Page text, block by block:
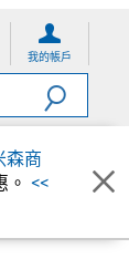
我的帳戶
森商
。 <<